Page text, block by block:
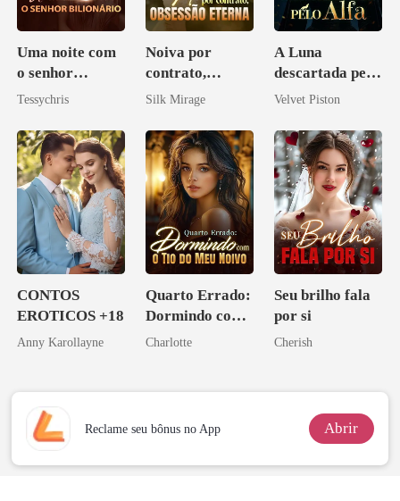
Uma noite com
o senhor
Bilionário
Tessychris
Noiva por
contrato,
obsessão eterna
Silk Mirage
A Luna
descartada pelo
Alfa
Velvet Piston
CONTOS
EROTICOS +18
Anny Karollayne
Quarto Errado:
Dormindo com
o Tio do Meu
Charlotte
Seu brilho fala
por si
Cherish
Reclame seu bônus no App Abrir